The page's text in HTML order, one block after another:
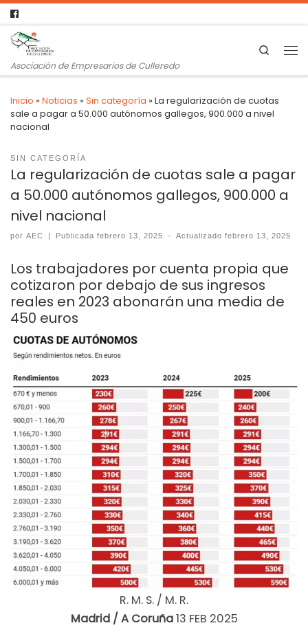
Asociación de Empresarios de Culleredo
Search
Inicio »Noticias »Sin categoría »La regularización de cuotas
sale a pagar a 50.000 autónomos gallegos, 900.000 a nivel
nacional
SIN CATEGORÍA
La regularización de cuotas sale a pagar
a 50.000 autónomos gallegos, 900.000 a
nivel nacional
por AEC | Publicadafebrero 13, 2025 - Actualizadofebrero 13, 2025
Los trabajadores por cuenta propia que
cotizaron por debajo de sus ingresos
reales en 2023 abonarán una media de
450 euros
R. M. S. / M. R.
Madrid / A Coruña13 FEB 2025